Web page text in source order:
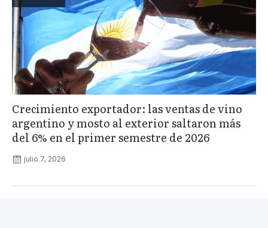
Crecimiento exportador: las ventas de vino
argentino y mosto al exterior saltaron más
del 6% en el primer semestre de 2026
julio 7, 2026